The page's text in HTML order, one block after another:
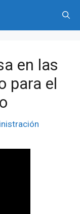
en las
para el